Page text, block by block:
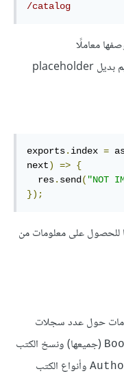
/catalog
معاملًا
) تقديم بديل placeholder
exports. index =
next) => {
  res
. send ( "NOT
});
للحصول على معلومات من
حول عدد سجلات
(جميعها) ونسخ الكتب
وأنواع الكتب